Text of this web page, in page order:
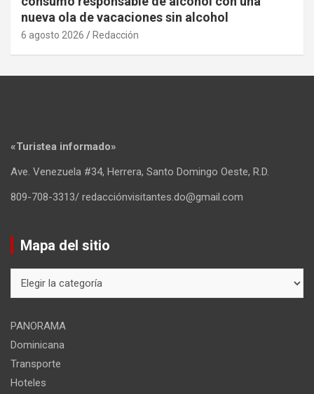
nueva ola de vacaciones sin alcohol
6 agosto 2026 Redacción
«Turistea informado»
Ave. Venezuela #34, Herrera, Santo Domingo Oeste, R.D.
809-708-3313/ redacciónvisitantes.do@gmail.com
Mapa del sitio
del
PANORAMA
Dominicana
Transporte
Hoteles